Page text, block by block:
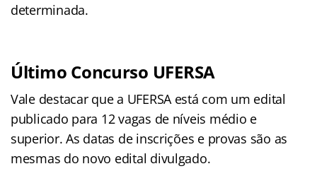
determinada.
Último Concurso UFERSA
Vale destacar que a UFERSA está com um edital
publicado para 12 vagas de níveis médio e
superior. As datas de inscrições e provas são as
mesmas do novo edital divulgado.